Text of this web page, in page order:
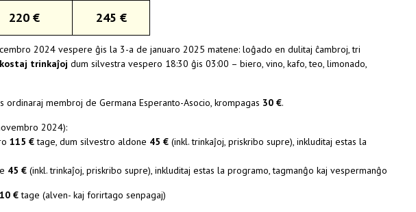
220 € 245 €
2024 vespere ĝis la 3-a de januaro 2025 matene: loĝado en dulitaj ĉambroj, tri
trinkaĵoj dum silvestra vespero 18:30 ĝis 03:00 – biero, vino, kafo, teo, limonado,
membroj de Germana Esperanto-Asocio, krompagas 30 €.
2024):
115 €tage, dum silvestro aldone 45 € (inkl. trinkaĵoj, priskribo supre), inkluditaj estas la
45 € (inkl. trinkaĵoj, priskribo supre), inkluditaj estas la programo, tagmanĝo kaj vespermanĝo
10 €tage (alven- kaj forirtago senpagaj)